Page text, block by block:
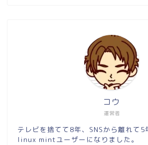
運営者
コウ
テレビを捨てて8年、SNSから離れて5
linux mintユーザーになりました。